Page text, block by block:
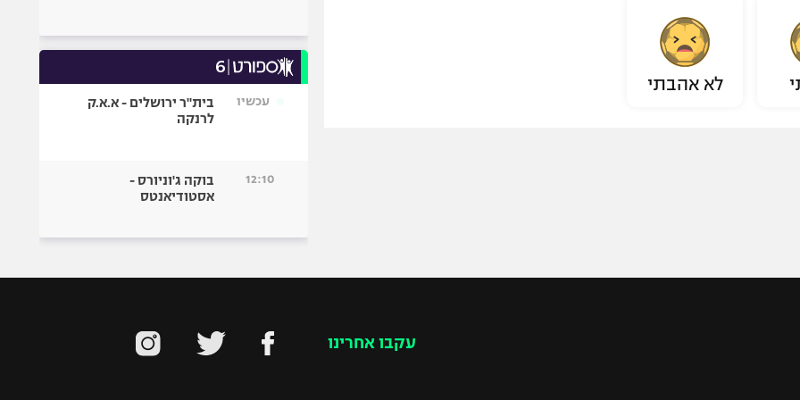
לא אהבתי
עכשיו
בית"ר ירושלים - א.א.ק
לרנקה
12:10
בוקה ג'וניורס -
אסטודיאנטס
עקבו אחרינו